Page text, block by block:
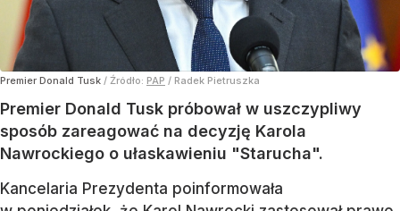
Premier Donald Tusk / Źródło: PAP / Radek Pietruszka
Premier Donald Tusk próbował w uszczypliwy
sposób zareagować na decyzję Karola
Nawrockiego o ułaskawieniu "Starucha".
Kancelaria Prezydenta poinformowała